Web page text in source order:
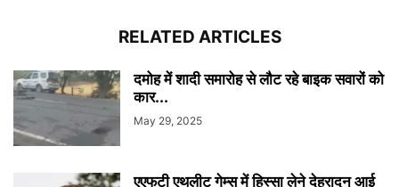
RELATED ARTICLES
दमोह में शादी समारोह से लौट रहे बाइक सवारों को
कार...
May 29, 2025
एएफटी एथलीट गेम्स में हिस्सा लेने देहरादून आई